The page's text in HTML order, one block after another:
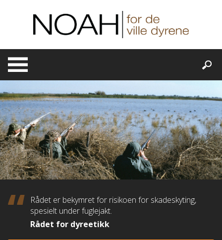
Rådet er bekymret for risikoen for skadeskyting,
spesielt under fuglejakt.
Rådet for dyreetikk